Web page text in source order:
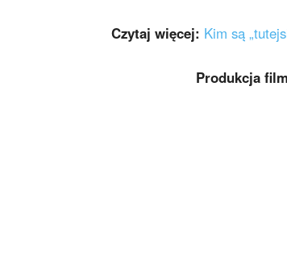
Czytaj więcej: Kim są
Produkcja